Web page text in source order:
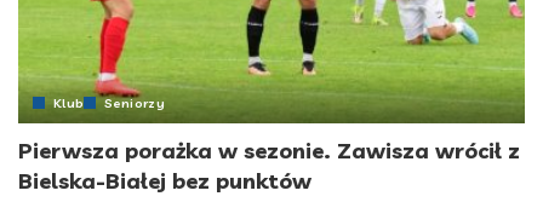
Klub Seniorzy
Pierwsza porażka w sezonie. Zawisza wrócił z
Bielska-Białej bez punktów